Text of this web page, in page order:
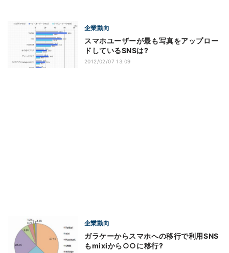
企業動向
スマホユーザーが最も写真をアップロー
ドしているSNSは?
2012/02/07 13:09
企業動向
ガラケーからスマホへの移行で利用SNS
もmixiから○○に移行?